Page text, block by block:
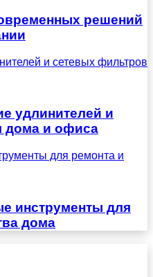
решений
и сетевых фильтров
удлинителей и
дома и офиса
для ремонта и
инструменты для
дома